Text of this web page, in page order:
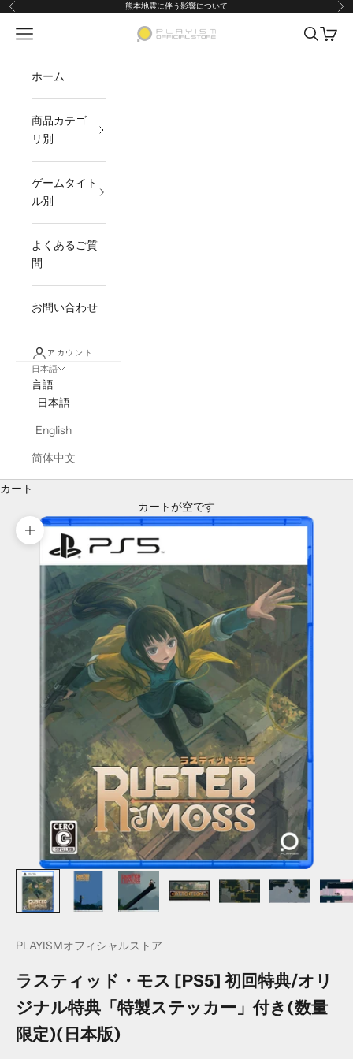
コンテンツへスキップ
前へ 熊本地震に伴う影響について 次
PLAYISMオフィシャルストア
メニューを開く 検索を開
カー
ホーム
商品カテゴ
リ別
ゲームタイト
ル別
よくあるご質
問
お問い合わせ
アカウント
日本語
言語
日本語
English
简体中文
カート
カートが空です
ズームイン
PLAYISMオフィシャルストア
ラスティッド・モス [PS5] 初回特典/オリ
ジナル特典「特製ステッカー」付き(数量
限定)(日本版)